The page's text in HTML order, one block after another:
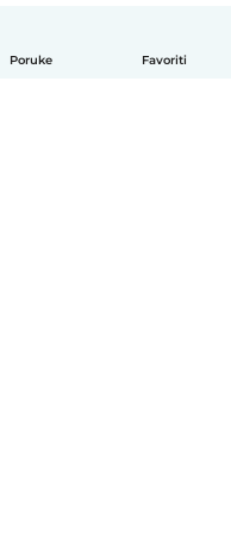
Poruke Favoriti